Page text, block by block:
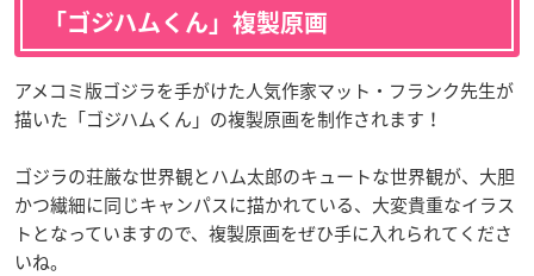
「ゴジハムくん」複製原画
アメコミ版ゴジラを手がけた人気作家マット・フランク先生が
描いた「ゴジハムくん」の複製原画を制作されます！
ゴジラの荘厳な世界観とハム太郎のキュートな世界観が、大胆
かつ繊細に同じキャンパスに描かれている、大変貴重なイラス
トとなっていますので、複製原画をぜひ手に入れられてくださ
いね。